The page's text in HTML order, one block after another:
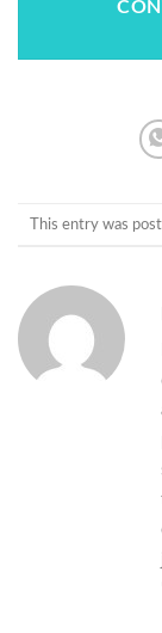
This entry was